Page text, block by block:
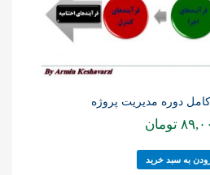
دوره مدیریت پروژه
تومان
به سبد خرید